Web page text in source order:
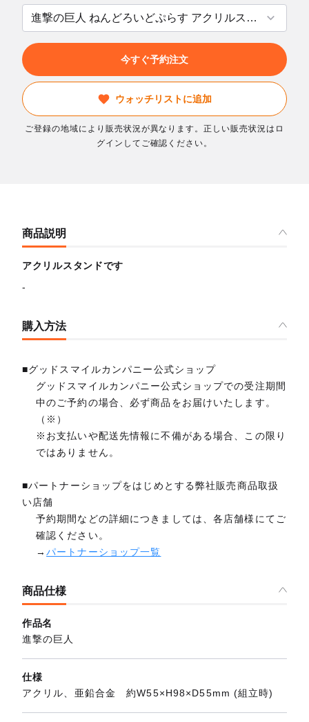
今すぐ予約注文
ウォッチリストに追加
ご登録の地域により販売状況が異なります。正しい販売状況はロ
グインしてご確認ください。
商品説明
アクリルスタンドです
-
購入方法
■グッドスマイルカンパニー公式ショップ
グッドスマイルカンパニー公式ショップでの受注期間
中のご予約の場合、必ず商品をお届けいたします。
（※）
※お支払いや配送先情報に不備がある場合、この限り
ではありません。
■パートナーショップをはじめとする弊社販売商品取扱
い店舗
予約期間などの詳細につきましては、各店舗様にてご
確認ください。
→パートナーショップ一覧
商品仕様
作品名
進撃の巨人
仕様
アクリル、亜鉛合金 約W55×H98×D55mm (組立時)